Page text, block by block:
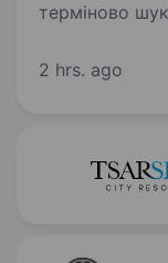
терміново
2 hrs. ago